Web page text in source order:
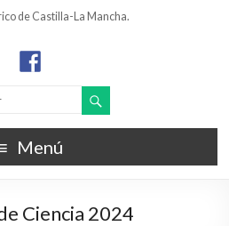
de Castilla-La Mancha.
Menú
Ciencia 2024